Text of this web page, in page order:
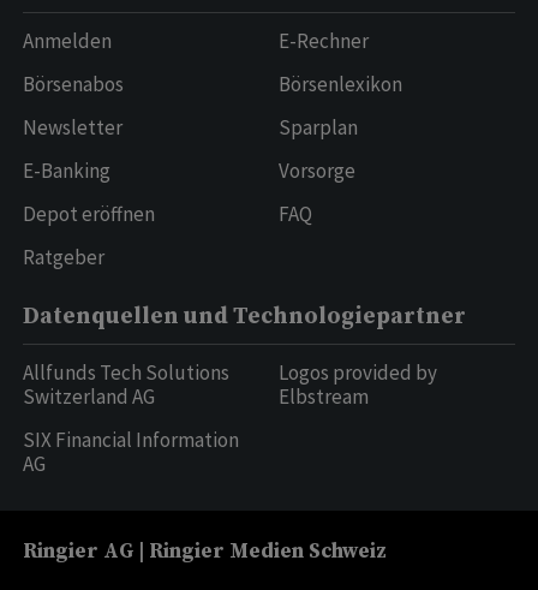
Anmelden
Börsenabos
Newsletter
E-Banking
Depot eröffnen
Ratgeber
E-Rechner
Börsenlexikon
Sparplan
Vorsorge
FAQ
Datenquellen und Technologiepartner
Allfunds Tech Solutions
Switzerland AG
SIX Financial Information
AG
Logos provided by
Elbstream
Ringier AG | Ringier Medien Schweiz